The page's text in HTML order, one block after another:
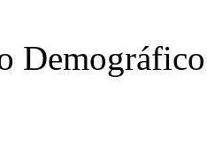
Demográfico